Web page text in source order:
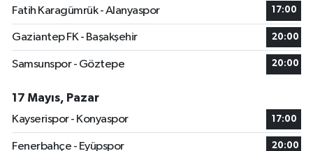
Fatih Karagümrük - Alanyaspor
17:00
Gaziantep FK - Başakşehir 20:00
Samsunspor - Göztepe 20:00
17 Mayıs, Pazar
Kayserispor - Konyaspor
17:00
Fenerbahçe - Eyüpspor 20:00